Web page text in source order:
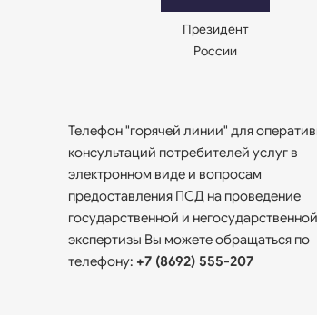
Президент
России
Телефон "горячей линии" для
консультаций потребителей услуг в
электронном виде и вопросам
предоставления ПСД на проведение
государственной и негосударственной
экспертизы Вы можете обращаться по
телефону: +7 (8692) 555-207